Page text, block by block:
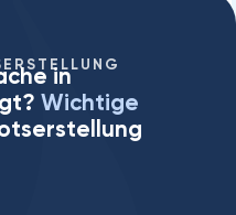
in
Wichtige